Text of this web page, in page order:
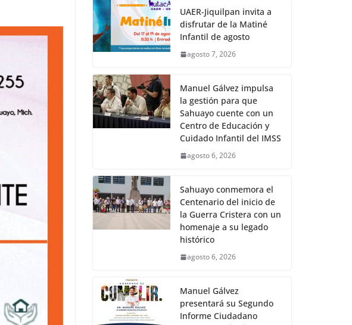
UAER-Jiquilpan invita a
disfrutar de la Matiné
Infantil de agosto
agosto 7, 2026
Manuel Gálvez impulsa
la gestión para que
Sahuayo cuente con un
Centro de Educación y
Cuidado Infantil del IMSS
agosto 6, 2026
Sahuayo conmemora el
Centenario del inicio de
la Guerra Cristera con un
homenaje a su legado
histórico
agosto 6, 2026
Manuel Gálvez
presentará su Segundo
Informe Ciudadano